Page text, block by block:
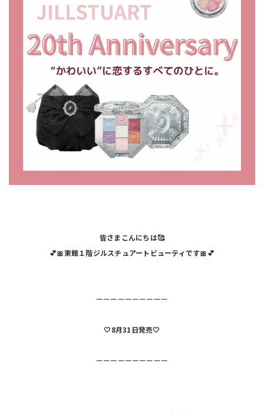
皆さまこんにちは🥰
💕🎀東館１階ジルスチュアートビューティです🎀💕
ーーーーーーーーーー
🤍8月31日発売🤍
ーーーーーーーーーー